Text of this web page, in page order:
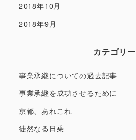
2018年10月
2018年9月
カテゴリー
事業承継についての過去記事
事業承継を成功させるために
京都、あれこれ
徒然なる日乗